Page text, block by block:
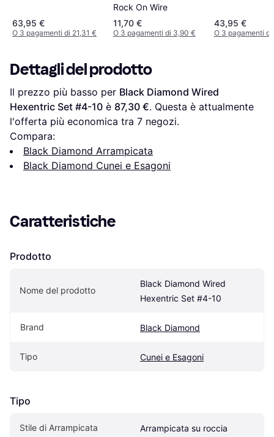
63,95 €
O 3 pagamenti di 21,31 €
Rock On Wire
11,70 €
O 3 pagamenti di 3,90 €
43,95 €
O 3 pagamenti di
Dettagli del prodotto
Il prezzo più basso per Black Diamond Wired
Hexentric Set #4-10 è 87,30 €. Questa è attualmente
l'offerta più economica tra 7 negozi.
Compara:
Black Diamond Arrampicata
Black Diamond Cunei e Esagoni
Caratteristiche
Prodotto
Nome del prodotto
Black Diamond Wired
Hexentric Set #4-10
Brand Black Diamond
Tipo Cunei e Esagoni
Tipo
Stile di Arrampicata Arrampicata su roccia